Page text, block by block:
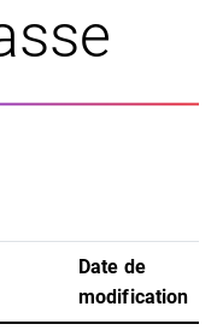
Date de
modification